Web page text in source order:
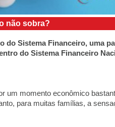
não sobra?
do Sistema Financeiro, uma
do Sistema Financeiro
um momento econômico
para muitas famílias, a